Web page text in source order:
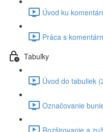
Úvod ku
Práca s
Tabuľky
Úvod do tabuliek
Označovanie
Rozširovanie a